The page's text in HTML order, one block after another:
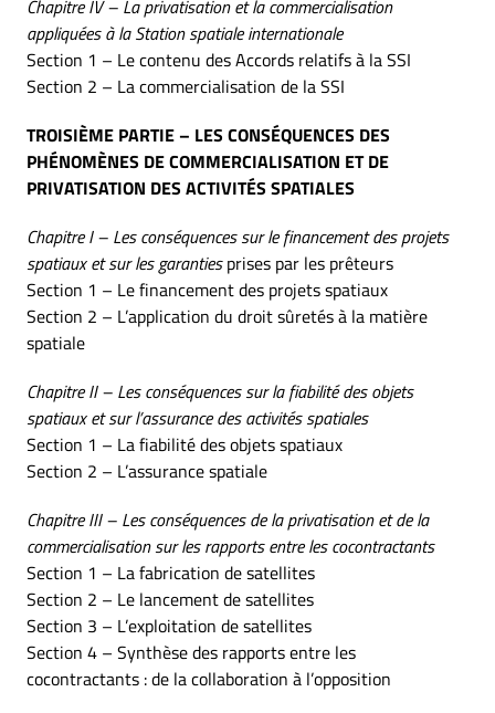
Chapitre IV – La privatisation et la commercialisation
appliquées à la Station spatiale internationale
Section 1 – Le contenu des Accords relatifs à la SSI
Section 2 – La commercialisation de la SSI
TROISIÈME PARTIE – LES CONSÉQUENCES DES
PHÉNOMÈNES DE COMMERCIALISATION ET DE
PRIVATISATION DES ACTIVITÉS SPATIALES
Chapitre I – Les conséquences sur le financement des projets
spatiaux et sur les garantiesprises par les prêteurs
Section 1 – Le financement des projets spatiaux
Section 2 – L’application du droit sûretés à la matière
spatiale
Chapitre II – Les conséquences sur la fiabilité des objets
spatiaux et sur l’assurance des activités spatiales
Section 1 – La fiabilité des objets spatiaux
Section 2 – L’assurance spatiale
Chapitre III – Les conséquences de la privatisation et de la
commercialisation sur les rapports entre les cocontractants
Section 1 – La fabrication de satellites
Section 2 – Le lancement de satellites
Section 3 – L’exploitation de satellites
Section 4 – Synthèse des rapports entre les
cocontractants : de la collaboration à l’opposition